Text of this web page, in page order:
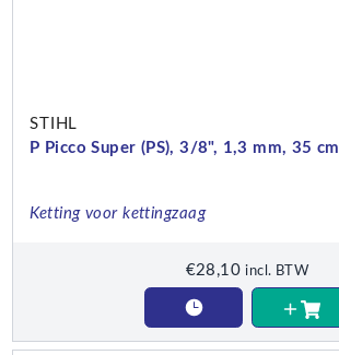
STIHL
P Picco Super (PS), 3/8", 1,3 mm, 35 cm
Ketting voor kettingzaag
€28,10 incl. BTW